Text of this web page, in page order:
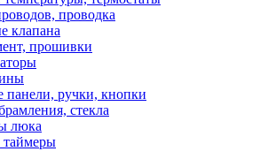
проводка
клапана
прошивки
панели, ручки, кнопки
стекла
люка